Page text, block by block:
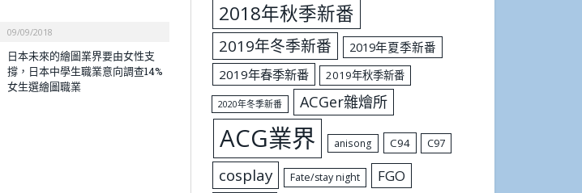
09/09/2018
日本未來的繪圖業界要由女性支
撐，日本中學生職業意向調查14%
女生選繪圖職業
2018年秋季新番
2019年冬季新番
2019年夏季新番
2019年春季新番
2019年秋季新番
2020年冬季新番 ACGer雜燴所
ACG業界 anisong C94 C97
cosplay Fate/stay night FGO